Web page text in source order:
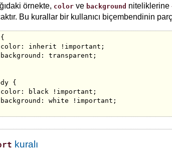
örnekte, color ve background niteliklerine
Bu kurallar bir kullanıcı biçembendinin
inherit !important;
transparent;
{
black !important;
white !important;
kuralı